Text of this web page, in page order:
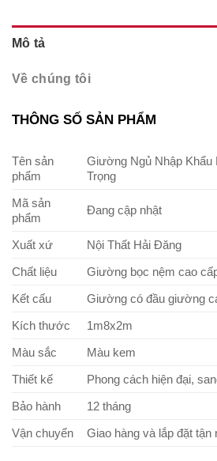
Mô tả
Về chúng tôi
THÔNG SỐ SẢN PHẨM
Tên sản
phẩm
Giường Ngủ Nhập Khẩu
Trọng
Mã sản
phẩm
Đang cập nhật
Xuất xứ
Nội Thất Hải Đăng
Chất liệu
Giường bọc nệm cao
Kết cấu
Giường có đầu giường
Kích thước
1m8x2m
Màu sắc
Màu kem
Thiết kế
Phong cách hiện đại,
Bảo hành
12 tháng
Vận chuyển
Giao hàng và lắp đặt tận